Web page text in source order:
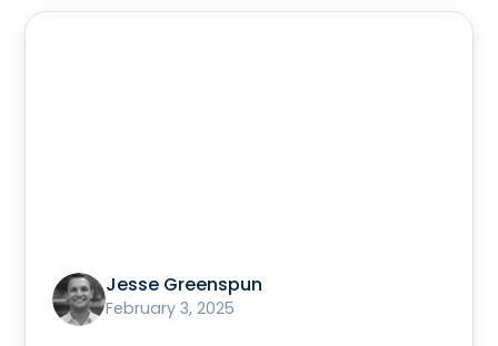
Jesse Greenspun
February 3, 2025